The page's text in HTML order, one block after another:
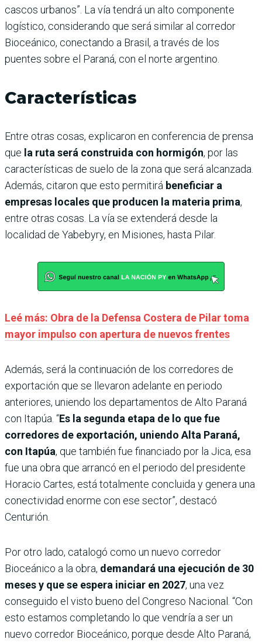
cascos urbanos”. La vía tendrá un alto componente
logístico, considerando que será similar al corredor
Bioceánico, conectando a Brasil, a través de los
puentes sobre el Paraná, con el norte argentino.
Características
Entre otras cosas, explicaron en conferencia de prensa
que la ruta será construida con hormigón, por las
características de suelo de la zona que será alcanzada.
Además, citaron que esto permitirá beneficiar a
empresas locales que producen la materia prima,
entre otras cosas. La vía se extenderá desde la
localidad de Yabebyry, en Misiones, hasta Pilar.
Leé más: Obra de la Defensa Costera de Pilar toma
mayor impulso con apertura de nuevos frentes
Además, será la continuación de los corredores de
exportación que se llevaron adelante en periodo
anteriores, uniendo los departamentos de Alto Paraná
con Itapúa. “Es la segunda etapa de lo que fue
corredores de exportación, uniendo Alta Paraná,
con Itapúa, que también fue financiado por la Jica, esa
fue una obra que arrancó en el periodo del presidente
Horacio Cartes, está totalmente concluida y genera una
conectividad enorme con ese sector”, destacó
Centurión.
Por otro lado, catalogó como un nuevo corredor
Bioceánico a la obra, demandará una ejecución de 30
meses y que se espera iniciar en 2027, una vez
conseguido el visto bueno del Congreso Nacional. “Con
esto estamos completando lo que vendría a ser un
nuevo corredor Bioceánico, porque desde Alto Paraná,